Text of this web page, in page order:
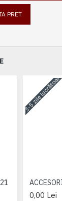
PRET
3-5 zile lucrătoare
0,00 Lei